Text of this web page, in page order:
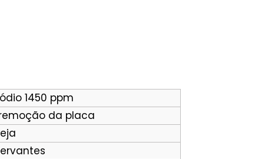
1450 ppm
da placa